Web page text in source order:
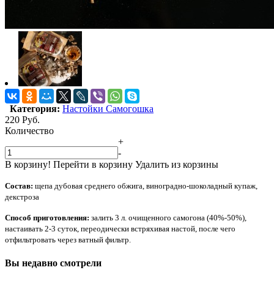
Категория: Настойки Самогошка
220 Руб.
Количество
+
-
В корзину! Перейти в корзину Удалить из корзины
Состав: щепа дубовая среднего обжига, виноградно-шоколадный купаж,
декстроза
Способ приготовления: залить 3 л. очищенного самогона (40%-50%),
настаивать 2-3 суток, переодически встряхивая настой, после чего
отфильтровать через ватный фильтр.
Вы недавно смотрели